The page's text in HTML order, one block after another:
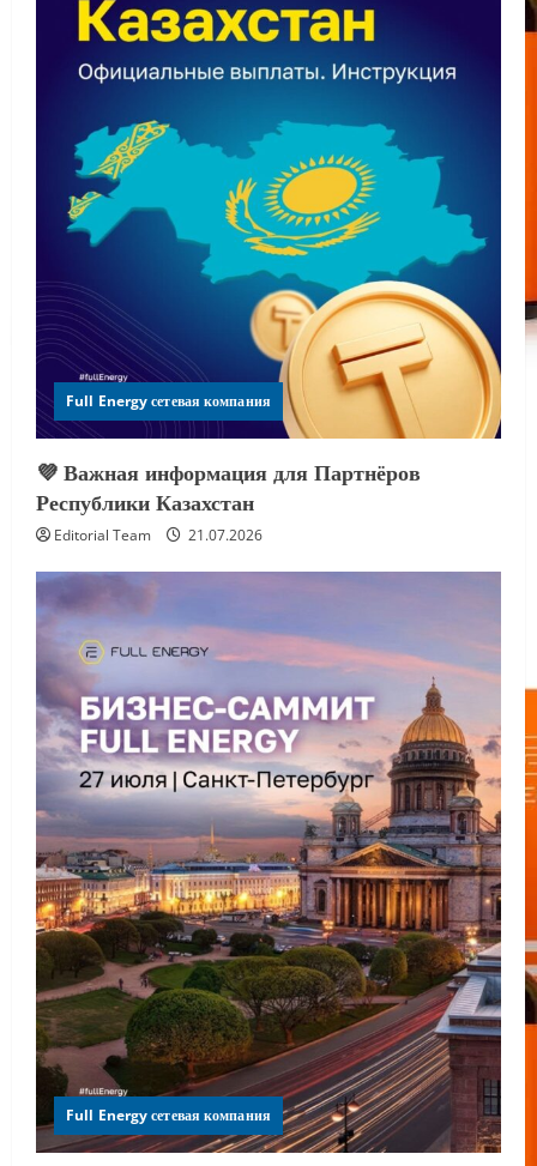
Full Energy сетевая компания
💜 Важная информация для Партнёров
Республики Казахстан
Editorial Team 21.07.2026
Full Energy сетевая компания